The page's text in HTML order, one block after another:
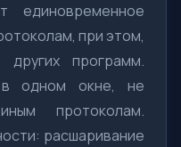
единовременное
при этом,
программ.
в одном окне, не
протоколам.
расшаривание